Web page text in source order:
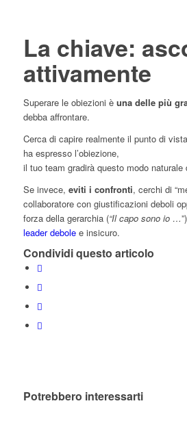
La chiave:
attivamente
Superare le obiezioni è una delle più
debba affrontare.
Cerca di capire realmente il punto di
ha espresso l’obiezione,
il tuo team gradirà questo modo
Se invece, eviti i confronti, cerchi di
collaboratore con giustificazioni deboli
forza della gerarchia (“Il capo sono io …
leader debolee insicuro.
Condividi questo articolo
Potrebbero interessarti